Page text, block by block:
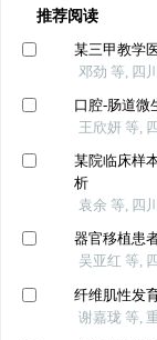
推荐阅读
某三甲教学
邓劲 等, 四
口腔-肠道微
王欣妍 等,
某院临床样
析
袁余 等, 四
器官移植患
吴亚红 等,
纤维肌性发
谢嘉珑 等,